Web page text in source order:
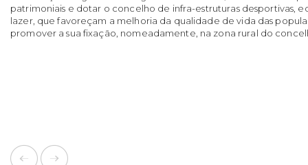
patrimoniais e dotar o concelho de infra-estruturas desportivas,
lazer, que favoreçam a melhoria da qualidade de vida das
promover a sua fixação, nomeadamente, na zona rural do